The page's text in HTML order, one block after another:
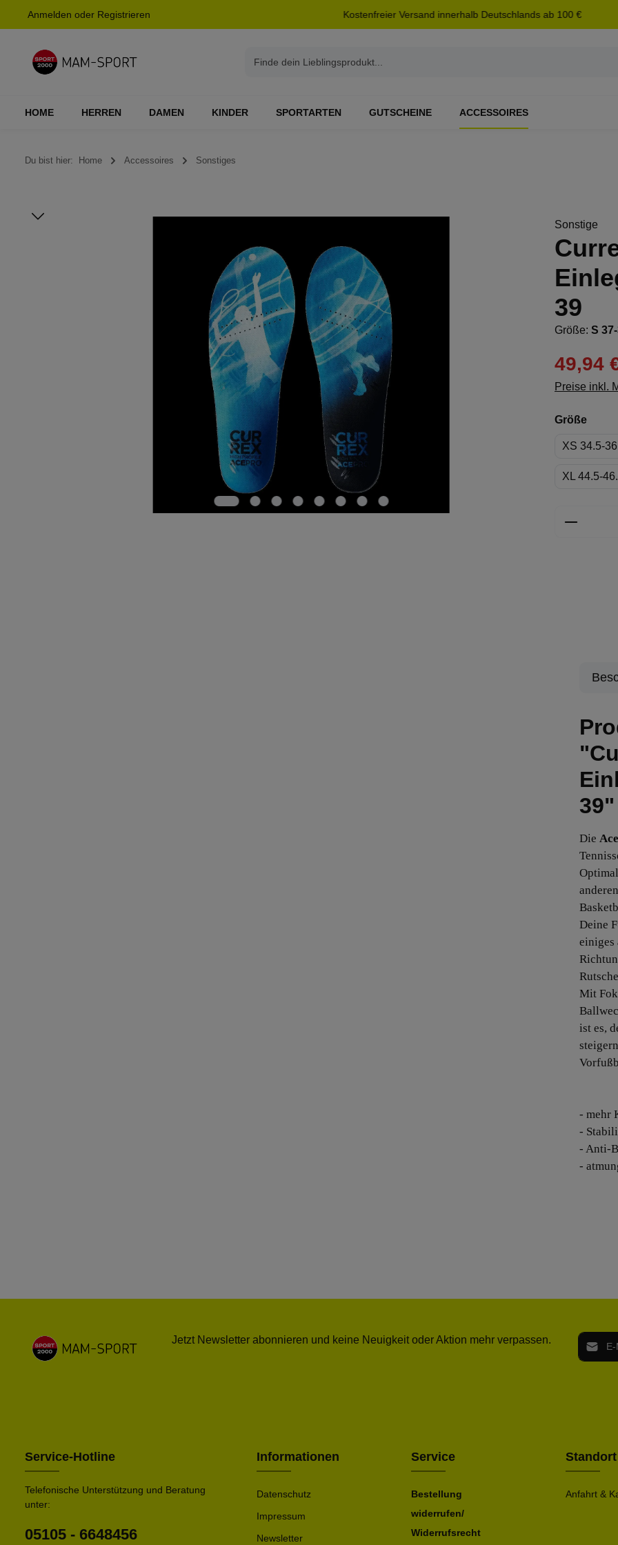
Zur Hauptnavigation springen
Anmelden oder Registrieren Kostenfreier Versand innerhalb Deutschlands ab 100 €
HOME HERREN DAMEN KINDER SPORTARTEN GUTSCHEINE ACCESSOIRES
Du bist hier: Home Accessoires Sonstiges
Bildergalerie überspringen Sonstige
39
Größe: S
49,94
Preise inkl.
Größe
XS 34.5-
XL 44.5-
39"
Die
Deine
einiges
Mit
ist es,
- mehr
-
- Anti-
-
Jetzt Newsletter abonnieren und keine Neuigkeit oder Aktion mehr verpassen. E-Mail-
Service-Hotline
Telefonische Unterstützung und Beratung
unter:
05105 - 6648456
Informationen
Datenschutz
Impressum
Newsletter
Service
Bestellung
widerrufen/
Widerrufsrecht
Standort
Anfahrt &